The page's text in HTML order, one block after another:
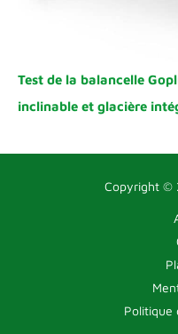
Test de la balancelle
inclinable et glacière
Copyright ©
Politique